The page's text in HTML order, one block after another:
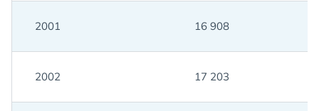
2001 16 908
2002 17 203